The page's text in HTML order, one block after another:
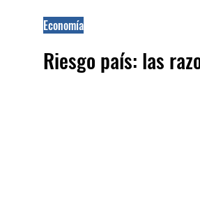
Economía
Riesgo país: las